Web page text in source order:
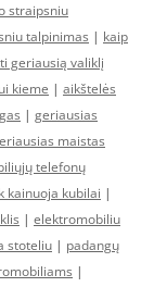
straipsniu
talpinimas | kaip
geriausią valiklį
kieme | aikštelės
| geriausias
maistas
telefonų
kainuoja kubilai |
| elektromobiliu
stoteliu | padangų
|